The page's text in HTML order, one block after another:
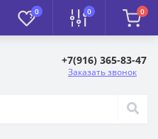
0 0 0
+7(916) 365-83-47
Заказать звонок